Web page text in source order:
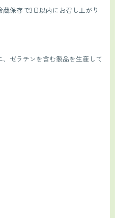
保存で3日以内にお召し上がり
ゼラチンを含む製品を生産して